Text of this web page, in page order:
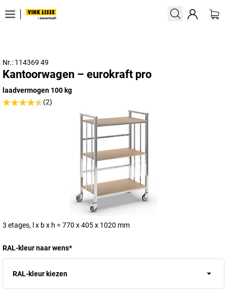
Nr.: 114369 49
Kantoorwagen – eurokraft pro
laadvermogen 100 kg
(2)
3 etages, l x b x h = 770 x 405 x 1020 mm
RAL-kleur naar wens*
RAL-kleur kiezen